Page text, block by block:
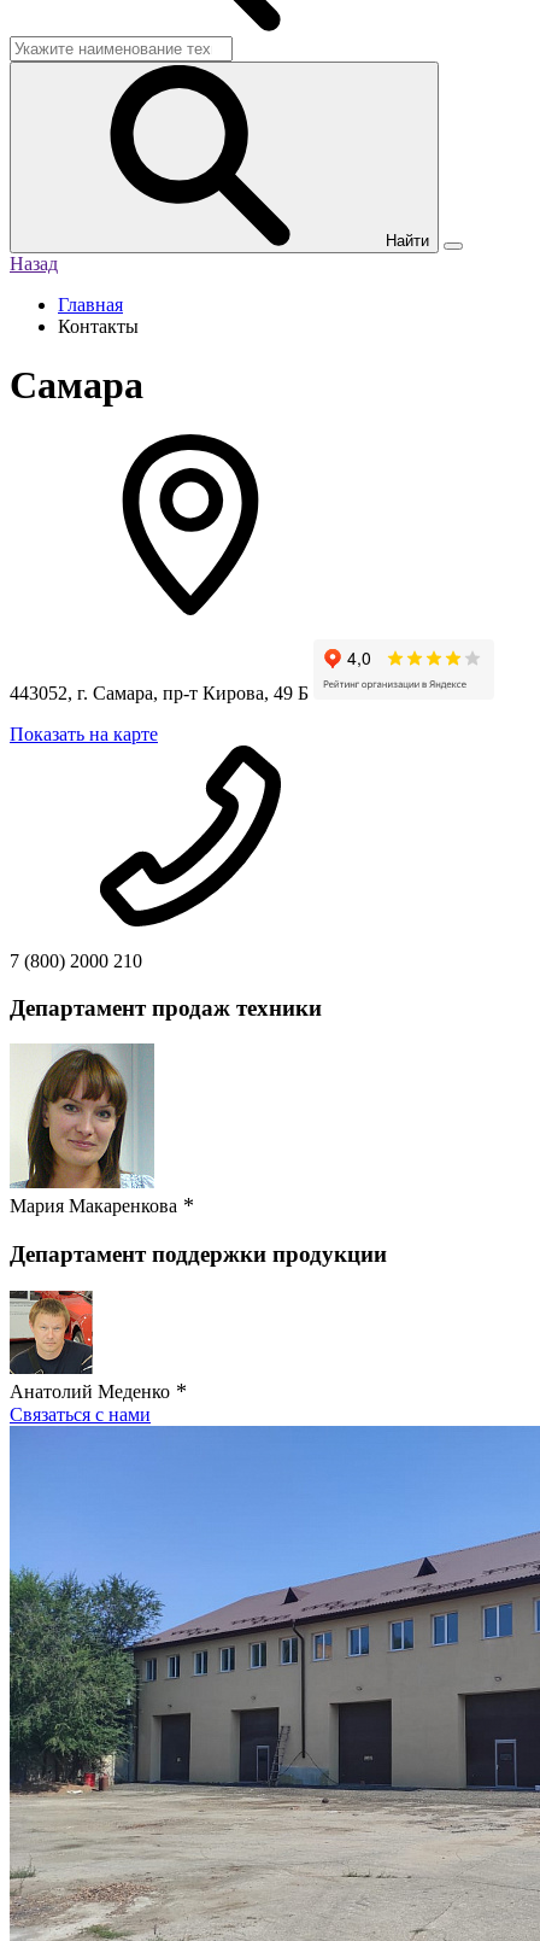
Найти
Назад
Главная
Контакты
Самара
443052, г. Самара, пр-т Кирова, 49 Б
Показать на карте
7 (800) 2000 210
Департамент продаж техники
Мария Макаренкова *
Департамент поддержки продукции
Анатолий Меденко *
Связаться с нами